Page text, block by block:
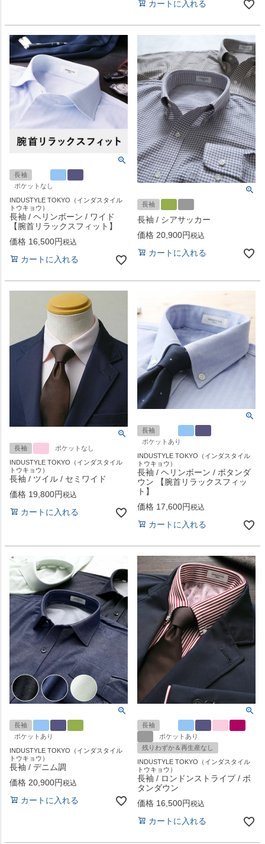
カートに入れる
長袖
ポケットなし
INDUSTYLE TOKYO（インダスタイル
トウキョウ）
長袖 / ヘリンボーン / ワイド
【腕首リラックスフィット】
価格 16,500 税込
カートに入れる
長袖
長袖 / シアサッカー
価格 20,900 税込
カートに入れる
長袖
ポケットなし
INDUSTYLE TOKYO（インダスタイル
トウキョウ）
長袖 / ツイル / セミワイド
価格 19,800 税込
カートに入れる
長袖
ポケットあり
INDUSTYLE TOKYO（インダスタイル
トウキョウ）
長袖 / ヘリンボーン / ボタンダ
ウン 【腕首リラックスフィッ
ト】
価格 17,600 税込
カートに入れる
長袖
ポケットあり
INDUSTYLE TOKYO（インダスタイル
トウキョウ）
長袖 / デニム調
価格 20,900 税込
カートに入れる
長袖
ポケットあり
残りわずか＆再生産なし
INDUSTYLE TOKYO（インダスタイル
トウキョウ）
長袖 / ロンドンストライプ / ボ
タンダウン
価格 16,500 税込
カートに入れる